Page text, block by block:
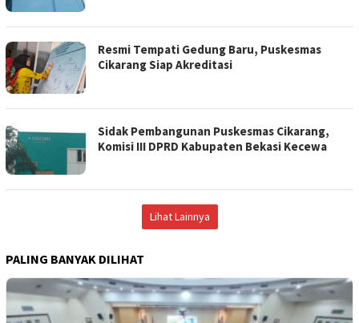
Resmi Tempati Gedung Baru, Puskesmas
Cikarang Siap Akreditasi
Sidak Pembangunan Puskesmas Cikarang,
Komisi III DPRD Kabupaten Bekasi Kecewa
Lihat Lainnya
PALING BANYAK DILIHAT